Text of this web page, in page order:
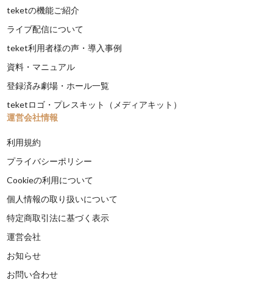
teketの機能ご紹介
ライブ配信について
teket利用者様の声・導入事例
資料・マニュアル
登録済み劇場・ホール一覧
teketロゴ・プレスキット（メディアキット）
運営会社情報
利用規約
プライバシーポリシー
Cookieの利用について
個人情報の取り扱いについて
特定商取引法に基づく表示
運営会社
お知らせ
お問い合わせ